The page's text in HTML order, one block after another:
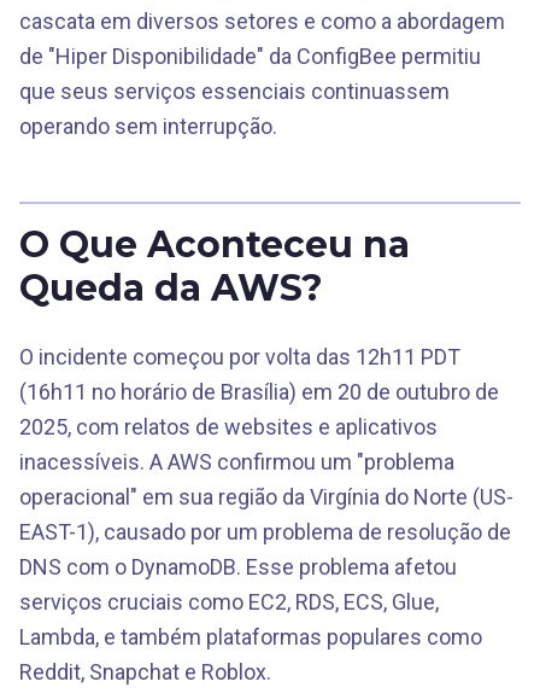
cascata em diversos setores e como a abordagem
de "Hiper Disponibilidade" da ConfigBee permitiu
que seus serviços essenciais continuassem
operando sem interrupção.
O Que Aconteceu na
Queda da AWS?
O incidente começou por volta das 12h11 PDT
(16h11 no horário de Brasília) em 20 de outubro de
2025, com relatos de websites e aplicativos
inacessíveis. A AWS confirmou um "problema
operacional" em sua região da Virgínia do Norte (US-
EAST-1), causado por um problema de resolução de
DNS com o DynamoDB. Esse problema afetou
serviços cruciais como EC2, RDS, ECS, Glue,
Lambda, e também plataformas populares como
Reddit, Snapchat e Roblox.